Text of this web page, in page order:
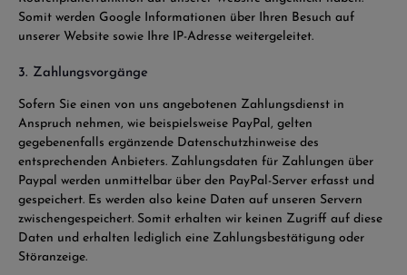
Somit werden Google Informationen über Ihren Besuch auf
unserer Website sowie Ihre IP-Adresse weitergeleitet.
3. Zahlungsvorgänge
Sofern Sie einen von uns angebotenen Zahlungsdienst in
Anspruch nehmen, wie beispielsweise PayPal, gelten
gegebenenfalls ergänzende Datenschutzhinweise des
entsprechenden Anbieters. Zahlungsdaten für Zahlungen über
Paypal werden unmittelbar über den PayPal-Server erfasst und
gespeichert. Es werden also keine Daten auf unseren Servern
zwischengespeichert. Somit erhalten wir keinen Zugriff auf diese
Daten und erhalten lediglich eine Zahlungsbestätigung oder
Störanzeige.